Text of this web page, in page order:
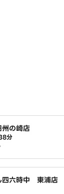
の崎店
分
四六時中 東浦店